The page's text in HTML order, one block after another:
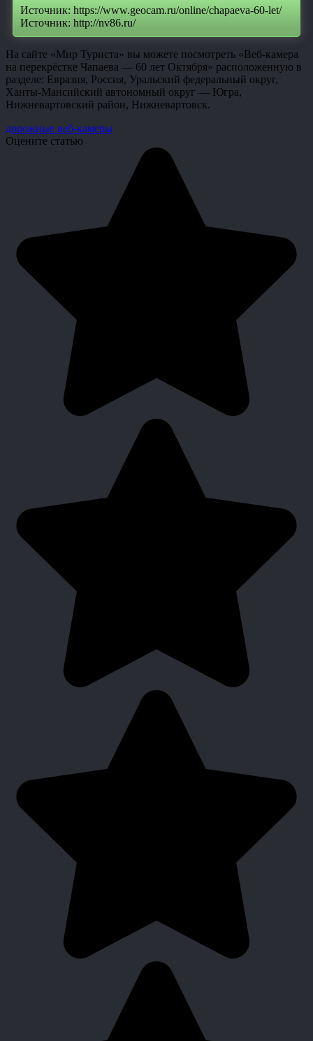
Источник: https://www.geocam.ru/online/chapaeva-60-let/
Источник: http://nv86.ru/
На сайте «Мир Туриста» вы можете посмотреть «Веб-камера
на перекрёстке Чапаева — 60 лет Октября» расположенную в
разделе: Евразия, Россия, Уральский федеральный округ,
Ханты-Мансийский автономный округ — Югра,
Нижневартовский район, Нижневартовск.
дорожные веб-камеры
Оцените статью